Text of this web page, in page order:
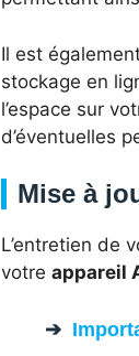
Il est
stockage en
l’espace sur
d’éventuelles
Mise à
L’entretien de
votre appareil